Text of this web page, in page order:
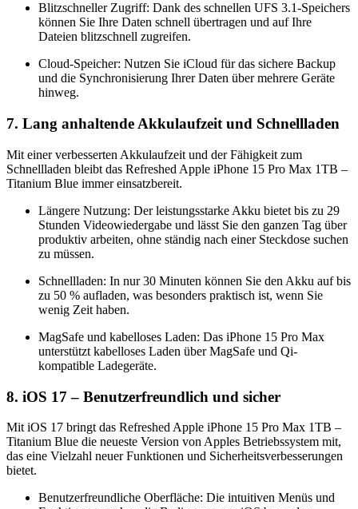
Blitzschneller Zugriff: Dank des schnellen UFS 3.1-Speichers
können Sie Ihre Daten schnell übertragen und auf Ihre
Dateien blitzschnell zugreifen.
Cloud-Speicher: Nutzen Sie iCloud für das sichere Backup
und die Synchronisierung Ihrer Daten über mehrere Geräte
hinweg.
7. Lang anhaltende Akkulaufzeit und Schnellladen
Mit einer verbesserten Akkulaufzeit und der Fähigkeit zum
Schnellladen bleibt das Refreshed Apple iPhone 15 Pro Max 1TB –
Titanium Blue immer einsatzbereit.
Längere Nutzung: Der leistungsstarke Akku bietet bis zu 29
Stunden Videowiedergabe und lässt Sie den ganzen Tag über
produktiv arbeiten, ohne ständig nach einer Steckdose suchen
zu müssen.
Schnellladen: In nur 30 Minuten können Sie den Akku auf bis
zu 50 % aufladen, was besonders praktisch ist, wenn Sie
wenig Zeit haben.
MagSafe und kabelloses Laden: Das iPhone 15 Pro Max
unterstützt kabelloses Laden über MagSafe und Qi-
kompatible Ladegeräte.
8. iOS 17 – Benutzerfreundlich und sicher
Mit iOS 17 bringt das Refreshed Apple iPhone 15 Pro Max 1TB –
Titanium Blue die neueste Version von Apples Betriebssystem mit,
das eine Vielzahl neuer Funktionen und Sicherheitsverbesserungen
bietet.
Benutzerfreundliche Oberfläche: Die intuitiven Menüs und